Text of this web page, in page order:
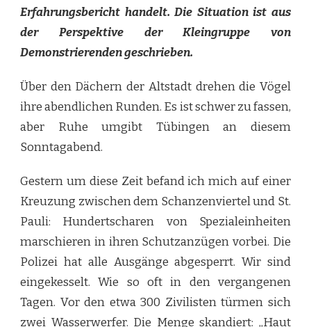
Erfahrungsbericht handelt. Die Situation ist aus
der Perspektive der Kleingruppe von
Demonstrierenden geschrieben.
Über den Dächern der Altstadt drehen die Vögel
ihre abendlichen Runden. Es ist schwer zu fassen,
aber Ruhe umgibt Tübingen an diesem
Sonntagabend.
Gestern um diese Zeit befand ich mich auf einer
Kreuzung zwischen dem Schanzenviertel und St.
Pauli: Hundertscharen von Spezialeinheiten
marschieren in ihren Schutzanzügen vorbei. Die
Polizei hat alle Ausgänge abgesperrt. Wir sind
eingekesselt. Wie so oft in den vergangenen
Tagen. Vor den etwa 300 Zivilisten türmen sich
zwei Wasserwerfer. Die Menge skandiert: „Haut